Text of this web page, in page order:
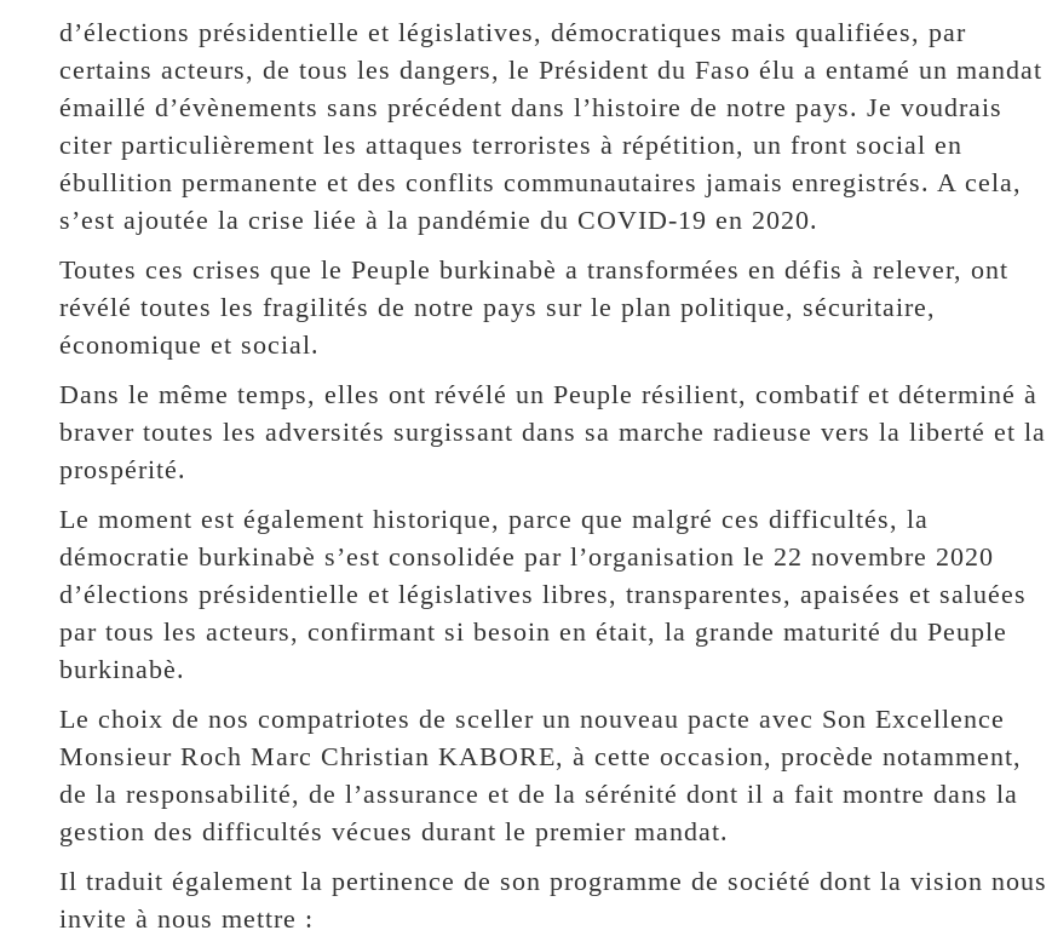
d’élections présidentielle et législatives, démocratiques mais qualifiées, par
certains acteurs, de tous les dangers, le Président du Faso élu a entamé un mandat
émaillé d’évènements sans précédent dans l’histoire de notre pays. Je voudrais
citer particulièrement les attaques terroristes à répétition, un front social en
ébullition permanente et des conflits communautaires jamais enregistrés. A cela,
s’est ajoutée la crise liée à la pandémie du COVID-19 en 2020.
Toutes ces crises que le Peuple burkinabè a transformées en défis à relever, ont
révélé toutes les fragilités de notre pays sur le plan politique, sécuritaire,
économique et social.
Dans le même temps, elles ont révélé un Peuple résilient, combatif et déterminé à
braver toutes les adversités surgissant dans sa marche radieuse vers la liberté et la
prospérité.
Le moment est également historique, parce que malgré ces difficultés, la
démocratie burkinabè s’est consolidée par l’organisation le 22 novembre 2020
d’élections présidentielle et législatives libres, transparentes, apaisées et saluées
par tous les acteurs, confirmant si besoin en était, la grande maturité du Peuple
burkinabè.
Le choix de nos compatriotes de sceller un nouveau pacte avec Son Excellence
Monsieur Roch Marc Christian KABORE, à cette occasion, procède notamment,
de la responsabilité, de l’assurance et de la sérénité dont il a fait montre dans la
gestion des difficultés vécues durant le premier mandat.
Il traduit également la pertinence de son programme de société dont la vision nous
invite à nous mettre :